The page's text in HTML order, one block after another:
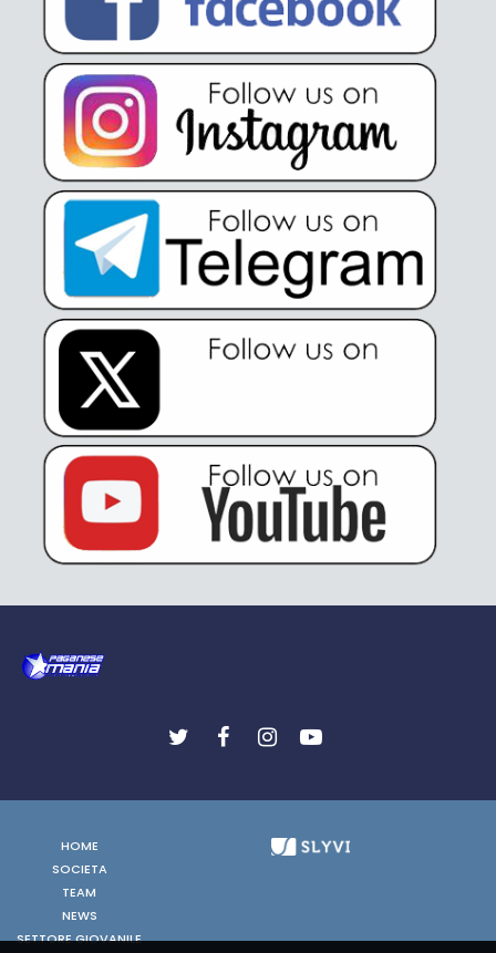
HOME
SOCIETA
TEAM
NEWS
SETTORE GIOVANILE